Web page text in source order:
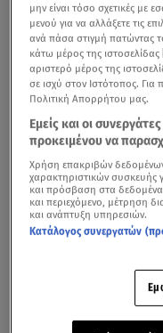
Στις Σπέτσες
ανταποκρινόμενοι
Ο
ημέρα νωρίτερα, όμως
μην είναι τόσο σχετικές με
μενού για να αλλάξετε τις
ανά πάσα στιγμή πατώντας
κάτω μέρος της
αριστερό μέρος της
σε ισχύ στον Ιστότοπος. Για
Πολιτική Απορρήτου μας.
Εμείς και οι
προκειμένου να
Χρήση επακριβών
χαρακτηριστικών
και πρόσβαση στα
και περιεχόμενο, μέτρηση
και ανάπτυξη υπηρεσιών.
Κατάλογος συνεργατών